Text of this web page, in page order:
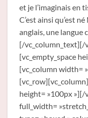
et je l’imaginais en
C’est ainsi qu’est
anglais, une langue
[/vc_column_text][/
[vc_empty_space
[vc_column width=
height= »100px
full_width=